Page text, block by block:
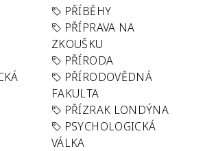
PŘÍBĚHY
PŘÍPRAVA NA
ZKOUŠKU
PŘÍRODA
PŘÍRODOVĚDNÁ
FAKULTA
PŘÍZRAK LONDÝNA
PSYCHOLOGICKÁ
VÁLKA